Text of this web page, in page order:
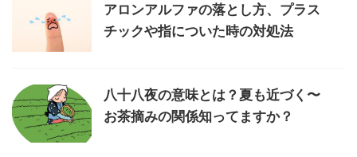
アロンアルファの落とし方、プラス
チックや指についた時の対処法
八十八夜の意味とは？夏も近づく〜
お茶摘みの関係知ってますか？